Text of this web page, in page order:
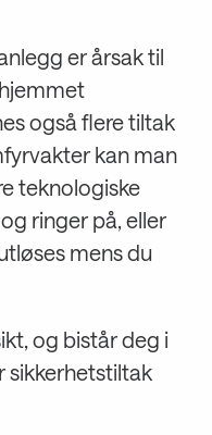
er årsak til
også flere tiltak
kan man
teknologiske
ringer på, eller
mens du
og bistår deg i
sikkerhetstiltak